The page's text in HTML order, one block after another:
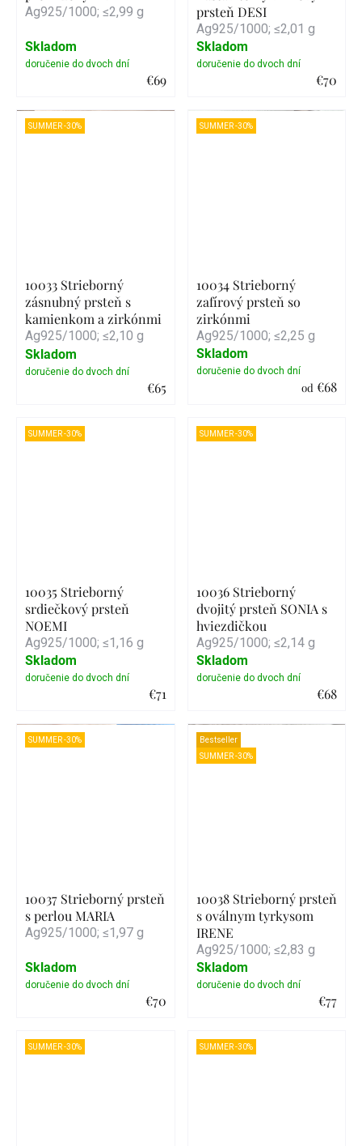
Ag925/1000; ≤2,99 g
€69
Detail
Skladom
prsteň DESI
Ag925/1000; ≤2,01 g
€70
Detail
Skladom
SUMMER -30%
10033 Strieborný
zásnubný prsteň s
kamienkom a zirkónmi
Ag925/1000; ≤2,10 g
€65
Skladom
SUMMER -30%
10034 Strieborný
zafírový prsteň so
zirkónmi
Ag925/1000; ≤2,25 g
od €68
Skladom
SUMMER -30%
10035 Strieborný
srdiečkový prsteň
NOEMI
Ag925/1000; ≤1,16 g
€71
Detail
Skladom
SUMMER -30%
10036 Strieborný
dvojitý prsteň SONIA s
hviezdičkou
Ag925/1000; ≤2,14 g
€68
Detail
Skladom
SUMMER -30%
10037 Strieborný prsteň
s perlou MARIA
Ag925/1000; ≤1,97 g
€70
Skladom
Bestseller
SUMMER -30%
10038 Strieborný prsteň
s oválnym tyrkysom
IRENE
Ag925/1000; ≤2,83 g
€77
Skladom
SUMMER -30% SUMMER -30%